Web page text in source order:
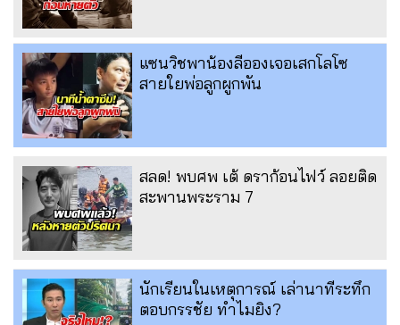
แซนวิชพาน้องลีอองเจอเสกโลโซ
สายใยพ่อลูกผูกพัน
สลด! พบศพ เต้ ดราก้อนไฟว์ ลอยติด
สะพานพระราม 7
นักเรียนในเหตุการณ์ เล่านาทีระทึก
ตอบกรรชัย ทำไมยิง?